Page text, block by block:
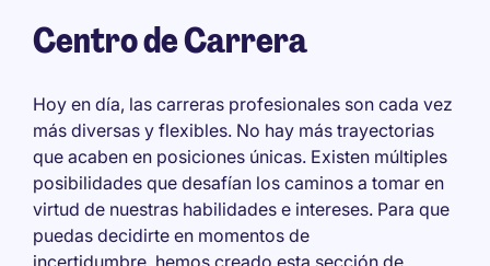
Centro de Carrera
Hoy en día, las carreras profesionales son cada vez
más diversas y flexibles. No hay más trayectorias
que acaben en posiciones únicas. Existen múltiples
posibilidades que desafían los caminos a tomar en
virtud de nuestras habilidades e intereses. Para que
puedas decidirte en momentos de
incertidumbre, hemos creado esta sección de